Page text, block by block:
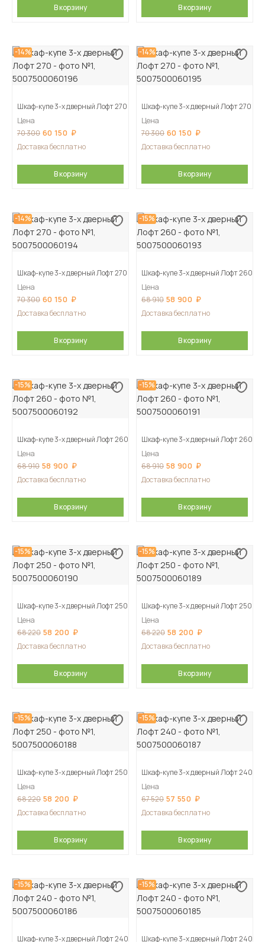
В корзину В корзину
-14%
Шкаф-купе 3-х дверный Лофт 270
Цена
70 300 60 150
Доставка бесплатно
В корзину
-14%
Шкаф-купе 3-х дверный Лофт 270
Цена
70 300 60 150
Доставка бесплатно
В корзину
-14%
Шкаф-купе 3-х дверный Лофт 270
Цена
70 300 60 150
Доставка бесплатно
В корзину
-15%
Шкаф-купе 3-х дверный Лофт 260
Цена
68 910 58 900
Доставка бесплатно
В корзину
-15%
Шкаф-купе 3-х дверный Лофт 260
Цена
68 910 58 900
Доставка бесплатно
В корзину
-15%
Шкаф-купе 3-х дверный Лофт 260
Цена
68 910 58 900
Доставка бесплатно
В корзину
-15%
Шкаф-купе 3-х дверный Лофт 250
Цена
68 220 58 200
Доставка бесплатно
В корзину
-15%
Шкаф-купе 3-х дверный Лофт 250
Цена
68 220 58 200
Доставка бесплатно
В корзину
-15%
Шкаф-купе 3-х дверный Лофт 250
Цена
68 220 58 200
Доставка бесплатно
В корзину
-15%
Шкаф-купе 3-х дверный Лофт 240
Цена
67 520 57 550
Доставка бесплатно
В корзину
-15%
Шкаф-купе 3-х дверный Лофт 240
-15%
Шкаф-купе 3-х дверный Лофт 240